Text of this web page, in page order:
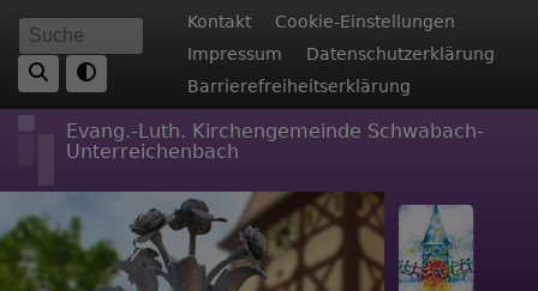
Direkt
zum
Inhalt
Suche Fußbereichsmenü
Kontakt
Cookie-Einstellungen
Impressum
Datenschutzerklärung
Barrierefreiheitserklärung
Evang.-Luth. Kirchengemeinde Schwabach-
Unterreichenbach